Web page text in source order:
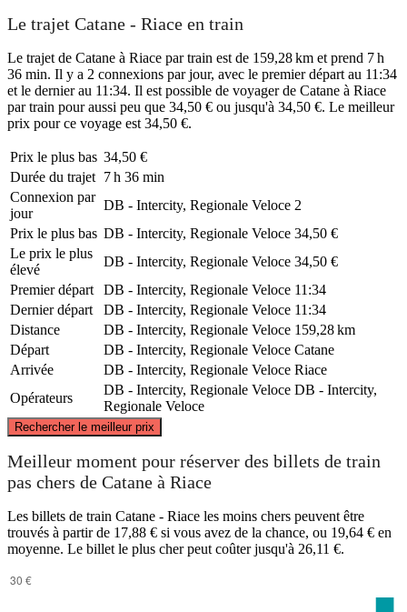
Le trajet Catane - Riace en train
Le trajet de Catane à Riace par train est de 159,28 km et prend 7 h
36 min. Il y a 2 connexions par jour, avec le premier départ au 11:34
et le dernier au 11:34. Il est possible de voyager de Catane à Riace
par train pour aussi peu que 34,50 € ou jusqu'à 34,50 €. Le meilleur
prix pour ce voyage est 34,50 €.
Prix ​​le plus bas 34,50 €
Durée du trajet 7 h 36 min
Connexion par
jour
DB - Intercity, Regionale Veloce 2
Prix ​​le plus bas DB - Intercity, Regionale Veloce 34,50 €
Le prix le plus
élevé
DB - Intercity, Regionale Veloce 34,50 €
Premier départ
DB - Intercity, Regionale Veloce 11:34
Dernier départ
DB - Intercity, Regionale Veloce 11:34
Distance
DB - Intercity, Regionale Veloce 159,28 km
Départ
DB - Intercity, Regionale Veloce Catane
Arrivée
DB - Intercity, Regionale Veloce Riace
Opérateurs
DB - Intercity, Regionale Veloce DB - Intercity,
Regionale Veloce
Rechercher le meilleur prix
Meilleur moment pour réserver des billets de train
pas chers de Catane à Riace
Les billets de train Catane - Riace les moins chers peuvent être
trouvés à partir de 17,88 € si vous avez de la chance, ou 19,64 € en
moyenne. Le billet le plus cher peut coûter jusqu'à 26,11 €.